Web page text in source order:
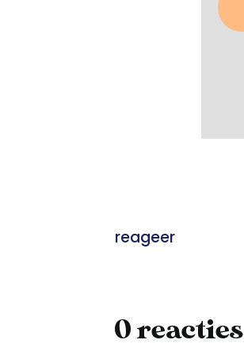
reageer
0 reacties